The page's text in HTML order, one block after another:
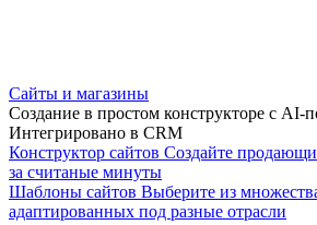
Сайты и магазины
Создание в простом конструкторе с
Интегрировано в CRM
Конструктор сайтов Создайте
за считаные минуты
Шаблоны сайтов Выберите из
адаптированных под разные отрасли